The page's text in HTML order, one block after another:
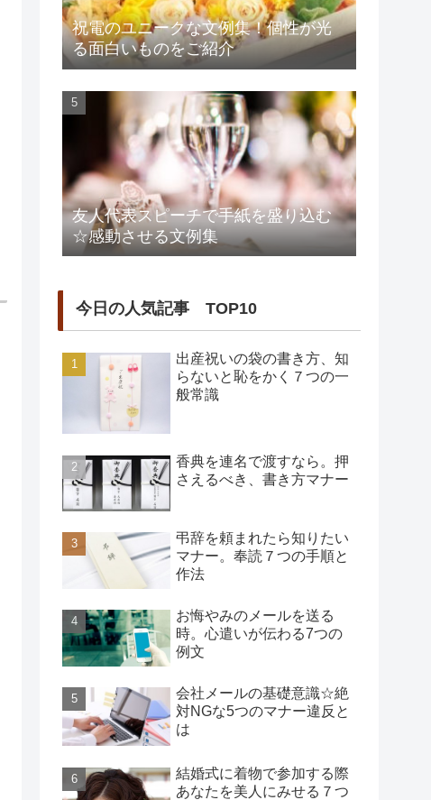
祝電のユニークな文例集！個性が光
る面白いものをご紹介
友人代表スピーチで手紙を盛り込む
☆感動させる文例集
今日の人気記事 TOP10
出産祝いの袋の書き方、知
らないと恥をかく７つの一
般常識
香典を連名で渡すなら。押
さえるべき、書き方マナー
弔辞を頼まれたら知りたい
マナー。奉読７つの手順と
作法
お悔やみのメールを送る
時。心遣いが伝わる7つの
例文
会社メールの基礎意識☆絶
対NGな5つのマナー違反と
は
結婚式に着物で参加する際
あなたを美人にみせる７つ